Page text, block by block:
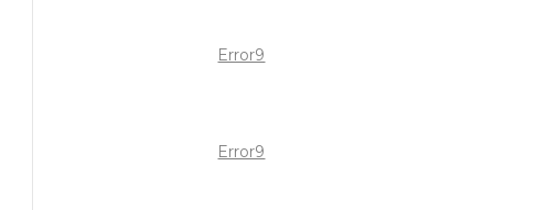
Error9
Error9